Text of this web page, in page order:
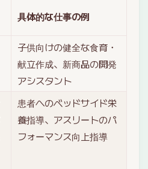
具体的な仕事の例
子供向けの健全な食育・
献立作成、新商品の開発
アシスタント
患者へのベッドサイド栄
養指導、アスリートのパ
フォーマンス向上指導